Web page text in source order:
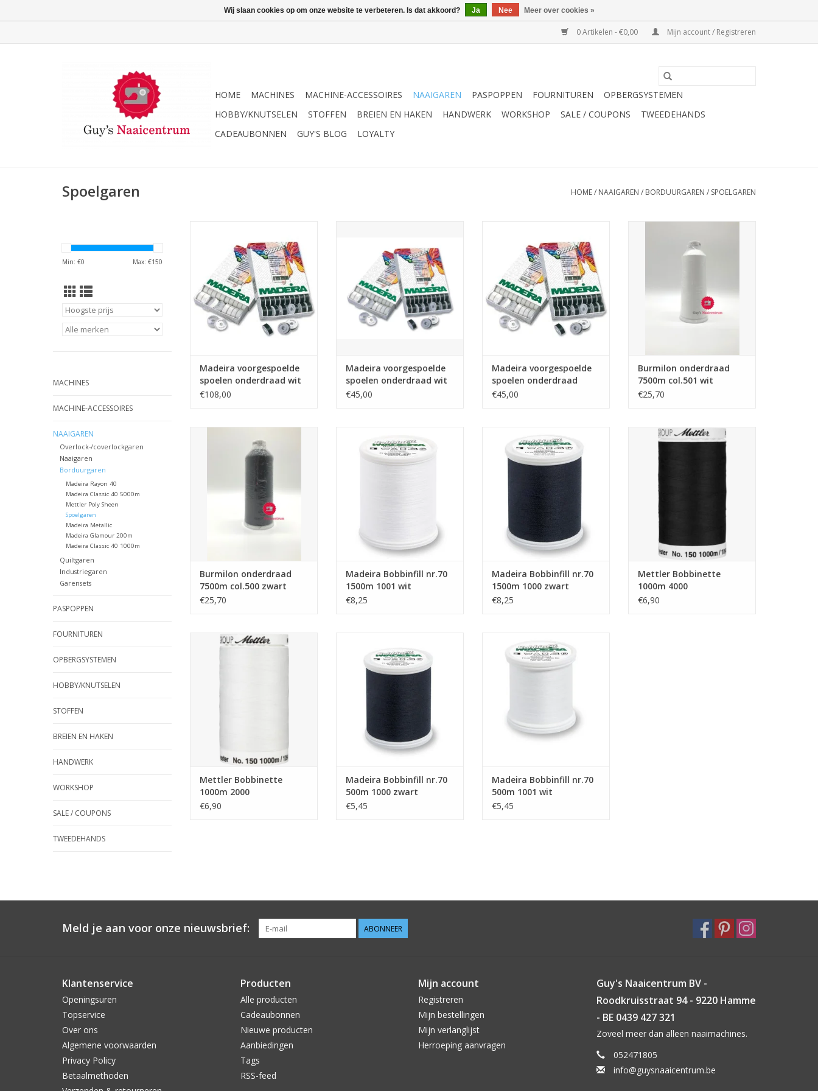
0 Artikelen - €0,00 Mijn account / Registreren
HOME MACHINES MACHINE-ACCESSOIRES NAAIGAREN PASPOPPEN FOURNITUREN
OPBERGSYSTEMEN
HOBBY/KNUTSELEN
STOFFEN BREIEN EN HAKEN HANDWERK WORKSHOP SALE / COUPONS
TWEEDEHANDS
CADEAUBONNEN
GUY'S BLOG LOYALTY
Spoelgaren HOME/ NAAIGAREN / BORDUURGAREN / SPOELGAREN
Min: €0 Max: €150
MACHINES
MACHINE-ACCESSOIRES
NAAIGAREN
Overlock-/coverlockgaren
Naaigaren
Borduurgaren
Madeira Rayon 40
Madeira Classic 40 5000m
Mettler Poly Sheen
Spoelgaren
Madeira Metallic
Madeira Glamour 200m
Madeira Classic 40 1000m
Quiltgaren
Industriegaren
Garensets
PASPOPPEN
FOURNITUREN
OPBERGSYSTEMEN
HOBBY/KNUTSELEN
STOFFEN
BREIEN EN HAKEN
HANDWERK
WORKSHOP
SALE / COUPONS
TWEEDEHANDS
Madeira voorgespoelde
spoelen onderdraad wit
144x120m
€108,00
TOEVOEGEN AAN WINKELWAGEN
Madeira voorgespoelde
spoelen onderdraad wit
50x120m
€45,00
TOEVOEGEN AAN WINKELWAGEN
Madeira voorgespoelde
spoelen onderdraad
zwart 50x120m
€45,00
col.501 wit
TOEVOEGEN AAN WINKELWAGEN
Burmilon onderdraad
7500m col.501 wit
€25,70
col.500 zwart
TOEVOEGEN AAN WINKELWAGEN
Burmilon onderdraad
7500m col.500 zwart
€25,70
1001 wit
TOEVOEGEN AAN WINKELWAGEN
Madeira Bobbinfill nr.70
1500m 1001 wit
€8,25
1000 zwart
TOEVOEGEN AAN WINKELWAGEN
Madeira Bobbinfill nr.70
1500m 1000 zwart
€8,25
Mettler Bobbinette 1000m 4000
TOEVOEGEN AAN WINKELWAGEN
Mettler Bobbinette
1000m 4000
€6,90
Mettler Bobbinette 1000m 2000
Mettler Bobbinette
1000m 2000
€6,90
1000 zwart
TOEVOEGEN AAN WINKELWAGEN
Madeira Bobbinfill nr.70
500m 1000 zwart
€5,45
1001 wit
TOEVOEGEN AAN WINKELWAGEN
Madeira Bobbinfill nr.70
500m 1001 wit
€5,45
Meld je aan voor onze nieuwsbrief: ABONNEER
Klantenservice
Openingsuren
Topservice
Over ons
Algemene voorwaarden
Privacy Policy
Betaalmethoden
Producten
Alle producten
Cadeaubonnen
Nieuwe producten
Aanbiedingen
Tags
RSS-feed
Mijn account
Registreren
Mijn bestellingen
Mijn verlanglijst
Herroeping aanvragen
Guy's Naaicentrum BV -
Roodkruisstraat 94 - 9220 Hamme
- BE 0439 427 321
Zoveel meer dan alleen naaimachines.
052471805
info@guysnaaicentrum.be
Wij slaan cookies op om onze website te verbeteren. Is dat akkoord? Ja Nee Meer over cookies »